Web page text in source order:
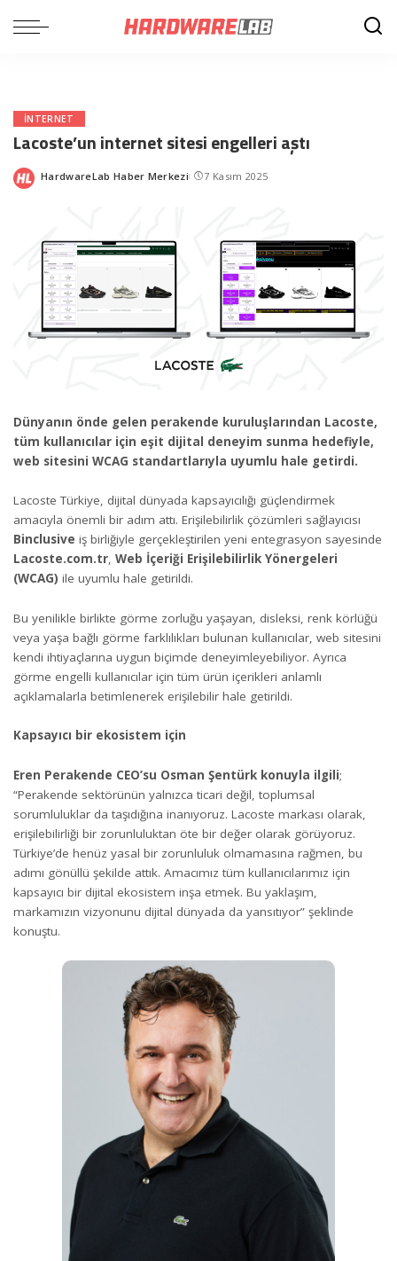
INTERNET
Lacoste’un internet sitesi engelleri aştı
Posted
HardwareLab Haber Merkezi 7 Kasım 2025
Dünyanın önde gelen perakende kuruluşlarından Lacoste,
tüm kullanıcılar için eşit dijital deneyim sunma hedefiyle,
web sitesini WCAG standartlarıyla uyumlu hale getirdi.
Lacoste Türkiye, dijital dünyada kapsayıcılığı güçlendirmek
amacıyla önemli bir adım attı. Erişilebilirlik çözümleri sağlayıcısı
Binclusive iş birliğiyle gerçekleştirilen yeni entegrasyon sayesinde
Lacoste.com.tr, Web İçeriği Erişilebilirlik Yönergeleri
(WCAG) ile uyumlu hale getirildi.
Bu yenilikle birlikte görme zorluğu yaşayan, disleksi, renk körlüğü
veya yaşa bağlı görme farklılıkları bulunan kullanıcılar, web sitesini
kendi ihtiyaçlarına uygun biçimde deneyimleyebiliyor. Ayrıca
görme engelli kullanıcılar için tüm ürün içerikleri anlamlı
açıklamalarla betimlenerek erişilebilir hale getirildi.
Kapsayıcı bir ekosistem için
Eren Perakende CEO’su Osman Şentürk konuyla ilgili;
“Perakende sektörünün yalnızca ticari değil, toplumsal
sorumluluklar da taşıdığına inanıyoruz. Lacoste markası olarak,
erişilebilirliği bir zorunluluktan öte bir değer olarak görüyoruz.
Türkiye’de henüz yasal bir zorunluluk olmamasına rağmen, bu
adımı gönüllü şekilde attık. Amacımız tüm kullanıcılarımız için
kapsayıcı bir dijital ekosistem inşa etmek. Bu yaklaşım,
markamızın vizyonunu dijital dünyada da yansıtıyor” şeklinde
konuştu.